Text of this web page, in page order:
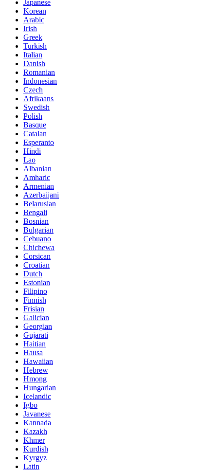
Japanese
Korean
Arabic
Irish
Greek
Turkish
Italian
Danish
Romanian
Indonesian
Czech
Afrikaans
Swedish
Polish
Basque
Catalan
Esperanto
Hindi
Lao
Albanian
Amharic
Armenian
Azerbaijani
Belarusian
Bengali
Bosnian
Bulgarian
Cebuano
Chichewa
Corsican
Croatian
Dutch
Estonian
Filipino
Finnish
Frisian
Galician
Georgian
Gujarati
Haitian
Hausa
Hawaiian
Hebrew
Hmong
Hungarian
Icelandic
Igbo
Javanese
Kannada
Kazakh
Khmer
Kurdish
Kyrgyz
Latin